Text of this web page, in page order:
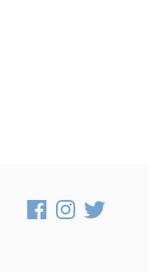
FacebookInstagram
Twitter